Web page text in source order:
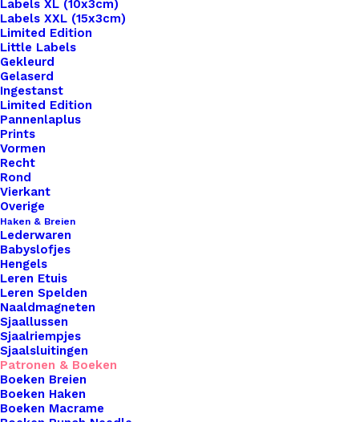
Labels XL (10x3cm)
Labels XXL (15x3cm)
Limited Edition
Little Labels
Gekleurd
Gelaserd
Ingestanst
Limited Edition
Pannenlaplus
Prints
Vormen
Recht
Rond
Vierkant
Overige
Haken & Breien
Lederwaren
Babyslofjes
Hengels
Leren Etuis
Leren Spelden
Naaldmagneten
Sjaallussen
Sjaalriempjes
Sjaalsluitingen
Patronen & Boeken
Boeken Breien
Boeken Haken
Boeken Macrame
Home
Haakpakket Rolmaatje Roosjes Roze Groen Zacht
Geel
Haakpakket
Rolmaatje Roosjes
Roze Groen Zacht
Geel
€10,00
was:
Ontvang een melding als dit product weer op